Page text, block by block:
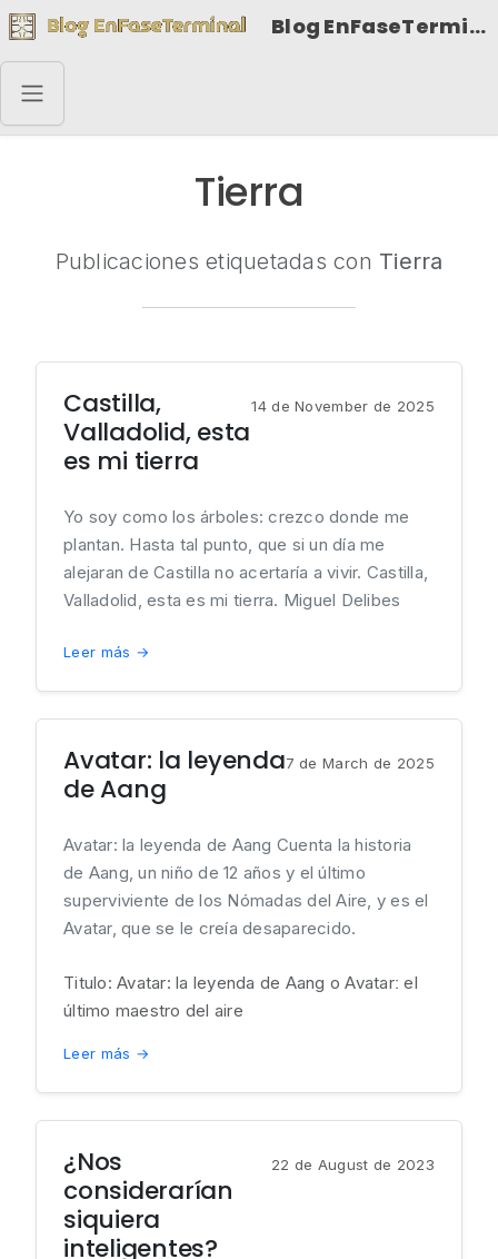
Blog EnFaseTerminal
Tierra
Publicaciones etiquetadas con Tierra
Castilla,
Valladolid, esta
es mi tierra
14 de November de 2025
Yo soy como los árboles: crezco donde me
plantan. Hasta tal punto, que si un día me
alejaran de Castilla no acertaría a vivir. Castilla,
Valladolid, esta es mi tierra. Miguel Delibes
Leer más →
Avatar: la leyenda
de Aang
7 de March de 2025
Avatar: la leyenda de Aang Cuenta la historia
de Aang, un niño de 12 años y el último
superviviente de los Nómadas del Aire, y es el
Avatar, que se le creía desaparecido.
Titulo: Avatar: la leyenda de Aang o Avatarː el
último maestro del aire
Leer más →
¿Nos
considerarían
siquiera
inteligentes?
22 de August de 2023